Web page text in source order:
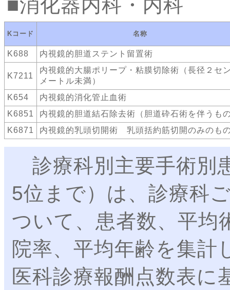
消化器内科・内科
Kコード 名称
K688 内視鏡的胆道ステント留置術
K7211
内視鏡的大腸ポリープ・粘膜切除術（長径２セ
メートル未満）
K654
内視鏡的消化管止血術
K6851
内視鏡的胆道結石除去術（胆道砕石術を伴うも
K6871
内視鏡的乳頭切開術 乳頭括約筋切開のみのも
診療科別主要手術別
5位まで）は、診療科
ついて、患者数、平均
院率、平均年齢を集計
医科診療報酬点数表に